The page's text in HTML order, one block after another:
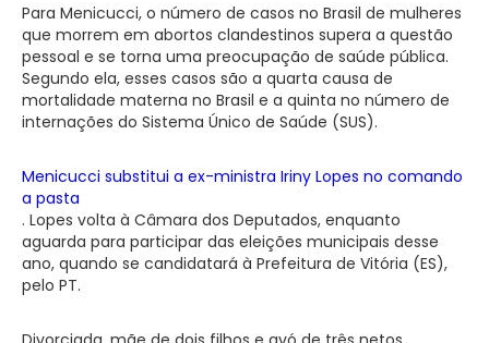
Para Menicucci, o número de casos no Brasil de mulheres
que morrem em abortos clandestinos supera a questão
pessoal e se torna uma preocupação de saúde pública.
Segundo ela, esses casos são a quarta causa de
mortalidade materna no Brasil e a quinta no número de
internações do Sistema Único de Saúde (SUS).
Menicucci substitui a ex-ministra Iriny Lopes no comando
a pasta
. Lopes volta à Câmara dos Deputados, enquanto
aguarda para participar das eleições municipais desse
ano, quando se candidatará à Prefeitura de Vitória (ES),
pelo PT.